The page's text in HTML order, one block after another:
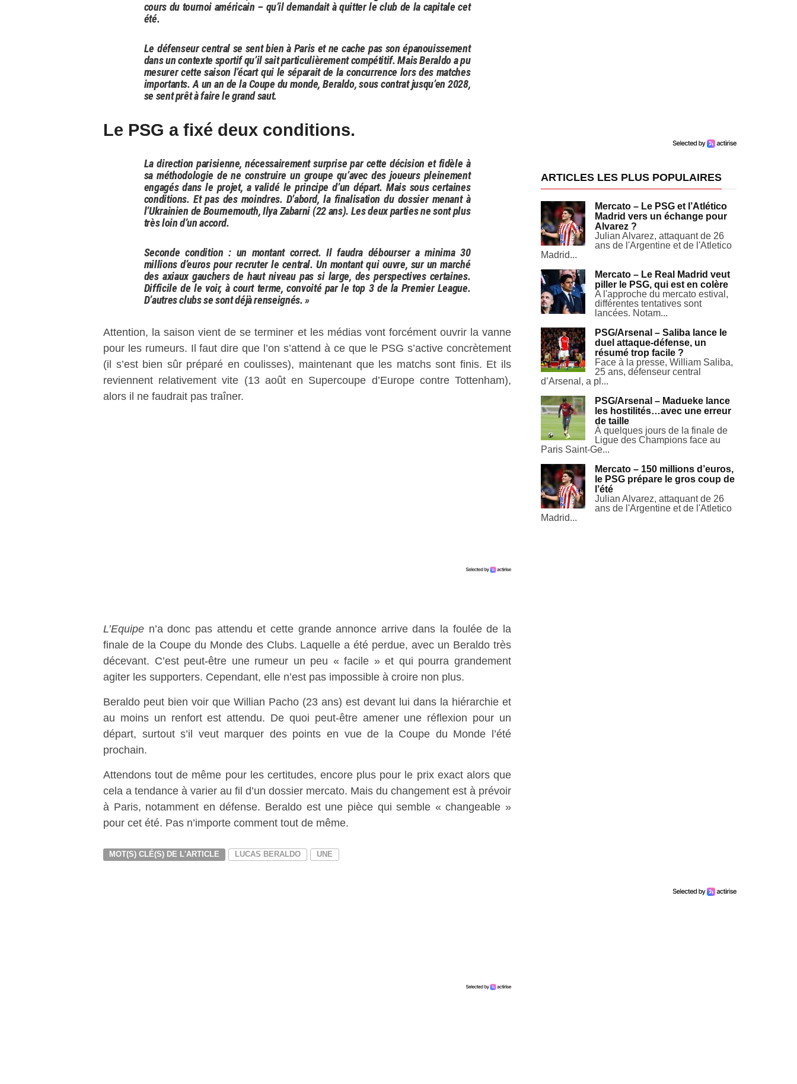
cours du tournoi américain – qu’il demandait à quitter le club de la capitale cet
été.
Le défenseur central se sent bien à Paris et ne cache pas son épanouissement
dans un contexte sportif qu’il sait particulièrement compétitif. Mais Beraldo a pu
mesurer cette saison l’écart qui le séparait de la concurrence lors des matches
importants. A un an de la Coupe du monde, Beraldo, sous contrat jusqu’en 2028,
se sent prêt à faire le grand saut.
Le PSG a fixé deux conditions.
La direction parisienne, nécessairement surprise par cette décision et fidèle à
sa méthodologie de ne construire un groupe qu’avec des joueurs pleinement
engagés dans le projet, a validé le principe d’un départ. Mais sous certaines
conditions. Et pas des moindres. D’abord, la finalisation du dossier menant à
l’Ukrainien de Bournemouth, Ilya Zabarni (22 ans). Les deux parties ne sont plus
très loin d’un accord.
Seconde condition : un montant correct. Il faudra débourser a minima 30
millions d’euros pour recruter le central. Un montant qui ouvre, sur un marché
des axiaux gauchers de haut niveau pas si large, des perspectives certaines.
Difficile de le voir, à court terme, convoité par le top 3 de la Premier League.
D’autres clubs se sont déjà renseignés. »
Attention, la saison vient de se terminer et les médias vont forcément ouvrir la vanne
pour les rumeurs. Il faut dire que l’on s’attend à ce que le PSG s’active concrètement
(il s’est bien sûr préparé en coulisses), maintenant que les matchs sont finis. Et ils
reviennent relativement vite (13 août en Supercoupe d’Europe contre Tottenham),
alors il ne faudrait pas traîner.
L’Equipe n’a donc pas attendu et cette grande annonce arrive dans la foulée de la
finale de la Coupe du Monde des Clubs. Laquelle a été perdue, avec un Beraldo très
décevant. C’est peut-être une rumeur un peu « facile » et qui pourra grandement
agiter les supporters. Cependant, elle n’est pas impossible à croire non plus.
Beraldo peut bien voir que Willian Pacho (23 ans) est devant lui dans la hiérarchie et
au moins un renfort est attendu. De quoi peut-être amener une réflexion pour un
départ, surtout s’il veut marquer des points en vue de la Coupe du Monde l’été
prochain.
Attendons tout de même pour les certitudes, encore plus pour le prix exact alors que
cela a tendance à varier au fil d’un dossier mercato. Mais du changement est à prévoir
à Paris, notamment en défense. Beraldo est une pièce qui semble « changeable »
pour cet été. Pas n’importe comment tout de même.
MOT(S) CLÉ(S) DE L'ARTICLE LUCAS BERALDO UNE
ARTICLES LES PLUS POPULAIRES
Mercato – Le PSG et l’Atlético
Madrid vers un échange pour
Alvarez ?
Julian Alvarez, attaquant de 26
ans de l'Argentine et de l'Atletico
Madrid...
Mercato – Le Real Madrid veut
piller le PSG, qui est en colère
A l'approche du mercato estival,
différentes tentatives sont
lancées. Notam...
PSG/Arsenal – Saliba lance le
duel attaque-défense, un
résumé trop facile ?
Face à la presse, William Saliba,
25 ans, défenseur central
d’Arsenal, a pl...
PSG/Arsenal – Madueke lance
les hostilités…avec une erreur
de taille
À quelques jours de la finale de
Ligue des Champions face au
Paris Saint-Ge...
Mercato – 150 millions d’euros,
le PSG prépare le gros coup de
l’été
Julian Alvarez, attaquant de 26
ans de l'Argentine et de l'Atletico
Madrid...